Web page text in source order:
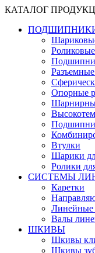
КАТАЛОГ
Опорные
Втулки
Шарики
Ролики
СИСТЕМЫ
Каретки
Валы
ШКИВЫ
Шкивы
Шкивы